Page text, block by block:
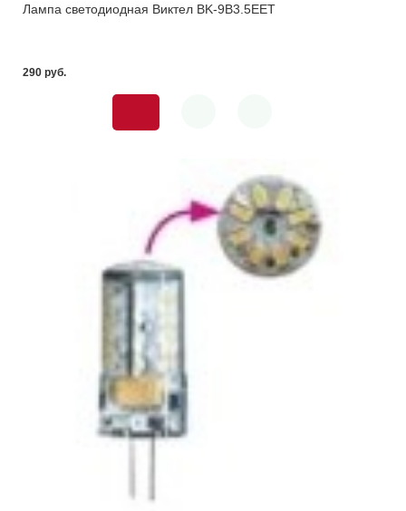
Лампа светодиодная Виктел BK-9B3.5EET
290 pуб.